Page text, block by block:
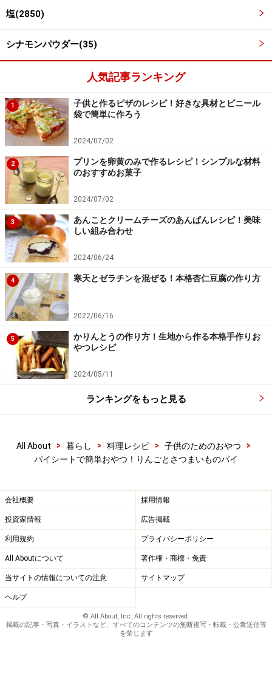
ボウルに茹でたさつまいも、きび砂糖、塩を入れてすり
こぎでよくつぶします。生クリーム（または牛乳）を加
え、よく混ぜます。
さつまいもを6等分しパイシートの上にのせます。
塩(2850)
シナモンパウダー(35)
人気記事ランキング
1
子供と作るピザのレシピ！好きな具材とビニール
袋で簡単に作ろう
2024/07/02
2
プリンを卵黄のみで作るレシピ！シンプルな材料
のおすすめお菓子
2024/07/02
3
あんことクリームチーズのあんぱんレシピ！美味
しい組み合わせ
2024/06/24
4 寒天とゼラチンを混ぜる！本格杏仁豆腐の作り方
2022/06/16
5
かりんとうの作り方！生地から作る本格手作りお
やつレシピ
2024/05/11
ランキングをもっと見る
All About > 暮らし > 料理レシピ > 子供のためのおやつ
>
パイシートで簡単おやつ！りんごとさつまいものパイ
会社概要 採用情報
投資家情報 広告掲載
利用規約 プライバシーポリシー
All Aboutについて 著作権・商標・免責
当サイトの情報についての注意 サイトマップ
ヘルプ
© All About, Inc. All rights reserved.
掲載の記事・写真・イラストなど、すべてのコンテンツの無断複写・転載・公衆送信等
を禁じます